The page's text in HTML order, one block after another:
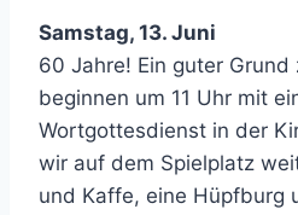
Samstag, 13. Juni
60 Jahre! Ein guter Grund
beginnen um 11 Uhr mit
Wortgottesdienst in der
wir auf dem Spielplatz
und Kaffe, eine Hüpfburg